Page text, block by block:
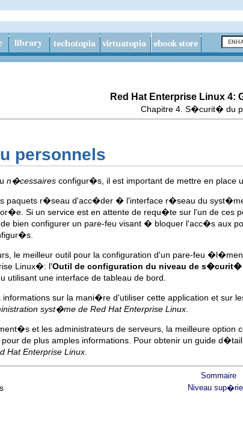
Red Hat Enterprise Linux
Chapitre 4. S�curit� du
personnels
n�cessaires configur�s, il est important de mettre en place
paquets r�seau d'acc�der � l'interface r�seau du
Si un service est en attente de requ�te sur l'un de
bien configurer un pare-feu visant � bloquer l'acc�s aux
le meilleur outil pour la configuration d'un pare-feu
Linux�: l'Outil de configuration du niveau de s�curit�
une interface de tableau de bord.
informations sur la mani�re d'utiliser cette application et sur
syst�me de Red Hat Enterprise Linux
et les administrateurs de serveurs, la meilleure
pour de plus amples informations. Pour obtenir un guide
Hat Enterprise Linux
Sommaire
Niveau